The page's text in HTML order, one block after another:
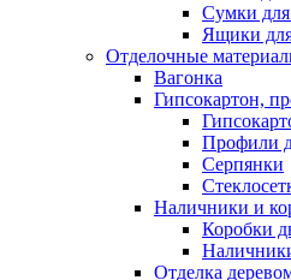
Сумки для
Ящики
Отделочные
Вагонка
Гипсокартон,
Профили
Серпянки
Наличники и
Коробки
Отделка